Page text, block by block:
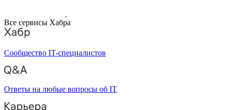
Все сервисы Хабра
Сообщество IT-специалистов
Ответы на любые вопросы об IT